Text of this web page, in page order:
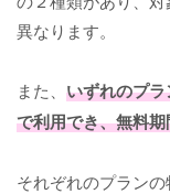
異なります。
また、 いずれのプ
で利用でき、無料
それぞれのプラン